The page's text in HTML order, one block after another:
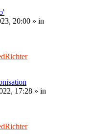
20:00 » in
17:28 » in